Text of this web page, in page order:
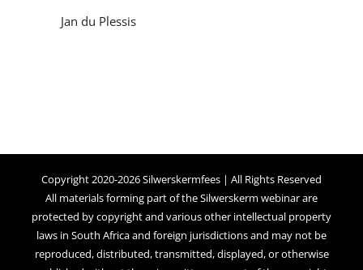
Jan du Plessis
Copyright 2020-2026 Silwerskermfees | All Rights Reserved
All materials forming part of the Silwerskerm webinar are
protected by copyright and various other intellectual property
laws in South Africa and foreign jurisdictions and may not be
reproduced, distributed, transmitted, displayed, or otherwise